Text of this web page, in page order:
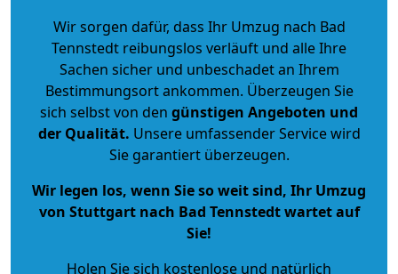
Wir sorgen dafür, dass Ihr Umzug nach Bad
Tennstedt reibungslos verläuft und alle Ihre
Sachen sicher und unbeschadet an Ihrem
Bestimmungsort ankommen. Überzeugen Sie
sich selbst von den günstigen Angeboten und
der Qualität. Unsere umfassender Service wird
Sie garantiert überzeugen.
Wir legen los, wenn Sie so weit sind, Ihr Umzug
von Stuttgart nach Bad Tennstedt wartet auf
Sie!
Holen Sie sich kostenlose und natürlich